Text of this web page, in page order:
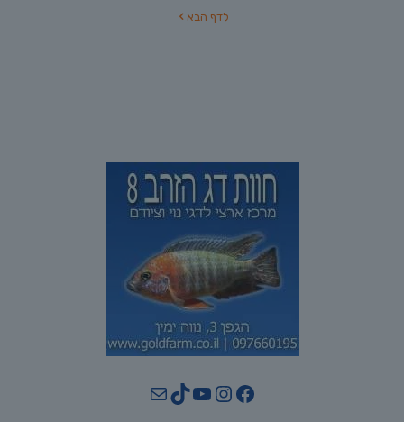
לדף הבא
Facebook
Instagram
YouTube
TikTok
Mail